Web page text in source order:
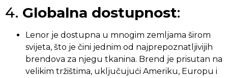
4. Globalna dostupnost:
Lenor je dostupna u mnogim zemljama širom
svijeta, što je čini jednim od najprepoznatljivijih
brendova za njegu tkanina. Brend je prisutan na
velikim tržištima, uključujući Ameriku, Europu i